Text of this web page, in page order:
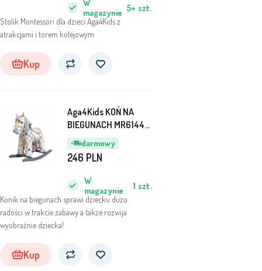
Stolik Montessori dla dzieci Aga4Kids z
atrakcjami i torem kolejowym
W
magazynie 5+ szt.
Kup
darmowy
Aga4Kids KOŃ NA
BIEGUNACH MR6144-
3
Konik na biegunach sprawi dziecku dużo
radości w trakcie zabawy a także rozwija
wyobraźnie dziecka!
W
magazynie
1 szt.
246 PLN
Kup